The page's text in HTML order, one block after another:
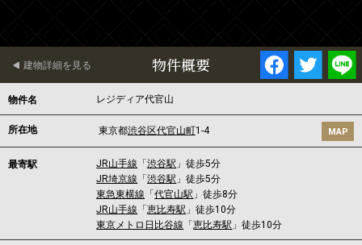
物件概要
建物詳細を見る
物件名 レジディア代官山
所在地 東京都渋谷区代官山町1-4 MAP
最寄駅 JR山手線 「渋谷駅 」徒歩5分
JR埼京線 「渋谷駅 」徒歩5分
東急東横線 「代官山駅 」徒歩8分
JR山手線 「恵比寿駅 」徒歩10分
東京メトロ日比谷線 「恵比寿駅 」徒歩10分